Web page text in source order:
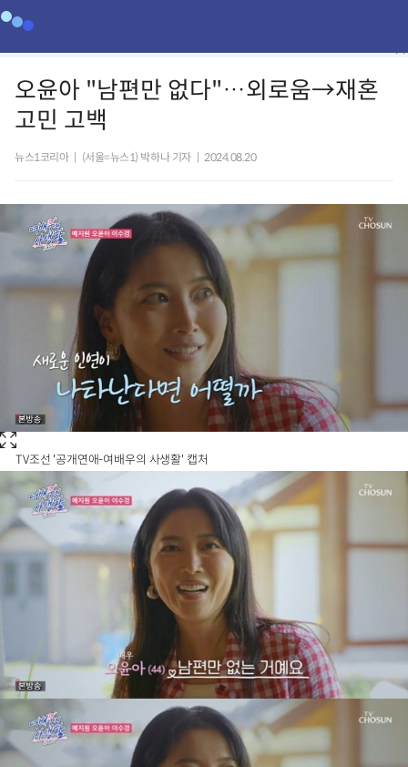
오윤아 "남편만 없다"…외로움→재혼
고민 고백
뉴스1코리아 (서울=뉴스1) 박하나 기자 2024.08.20
TV조선 '공개연애-여배우의 사생활' 캡처